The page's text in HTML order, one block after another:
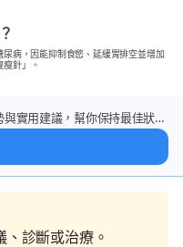
病，因能抑制食慾、延緩胃排空並增加
針」。
實用建議，幫你保持最佳狀
診斷或治療。